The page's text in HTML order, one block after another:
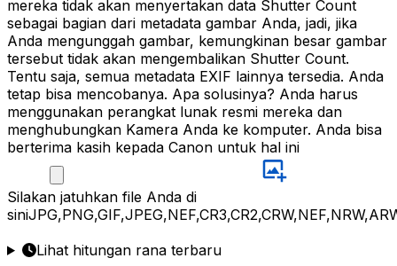
mereka tidak akan menyertakan data Shutter Count
sebagai bagian dari metadata gambar Anda, jadi, jika
Anda mengunggah gambar, kemungkinan besar gambar
tersebut tidak akan mengembalikan Shutter Count.
Tentu saja, semua metadata EXIF lainnya tersedia. Anda
tetap bisa mencobanya. Apa solusinya? Anda harus
menggunakan perangkat lunak resmi mereka dan
menghubungkan Kamera Anda ke komputer. Anda bisa
berterima kasih kepada Canon untuk hal ini
Silakan jatuhkan file Anda di
sini
Lihat hitungan rana terbaru